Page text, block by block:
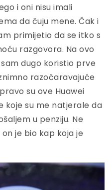
i oni nisu imali
da čuju mene. Čak i
primijetio da se itko s
razgovora. Na ovo
dugo koristio prve
razočaravajuće
su ove Huawei
koje su me natjerale da
u penziju. Ne
je bio kap koja je